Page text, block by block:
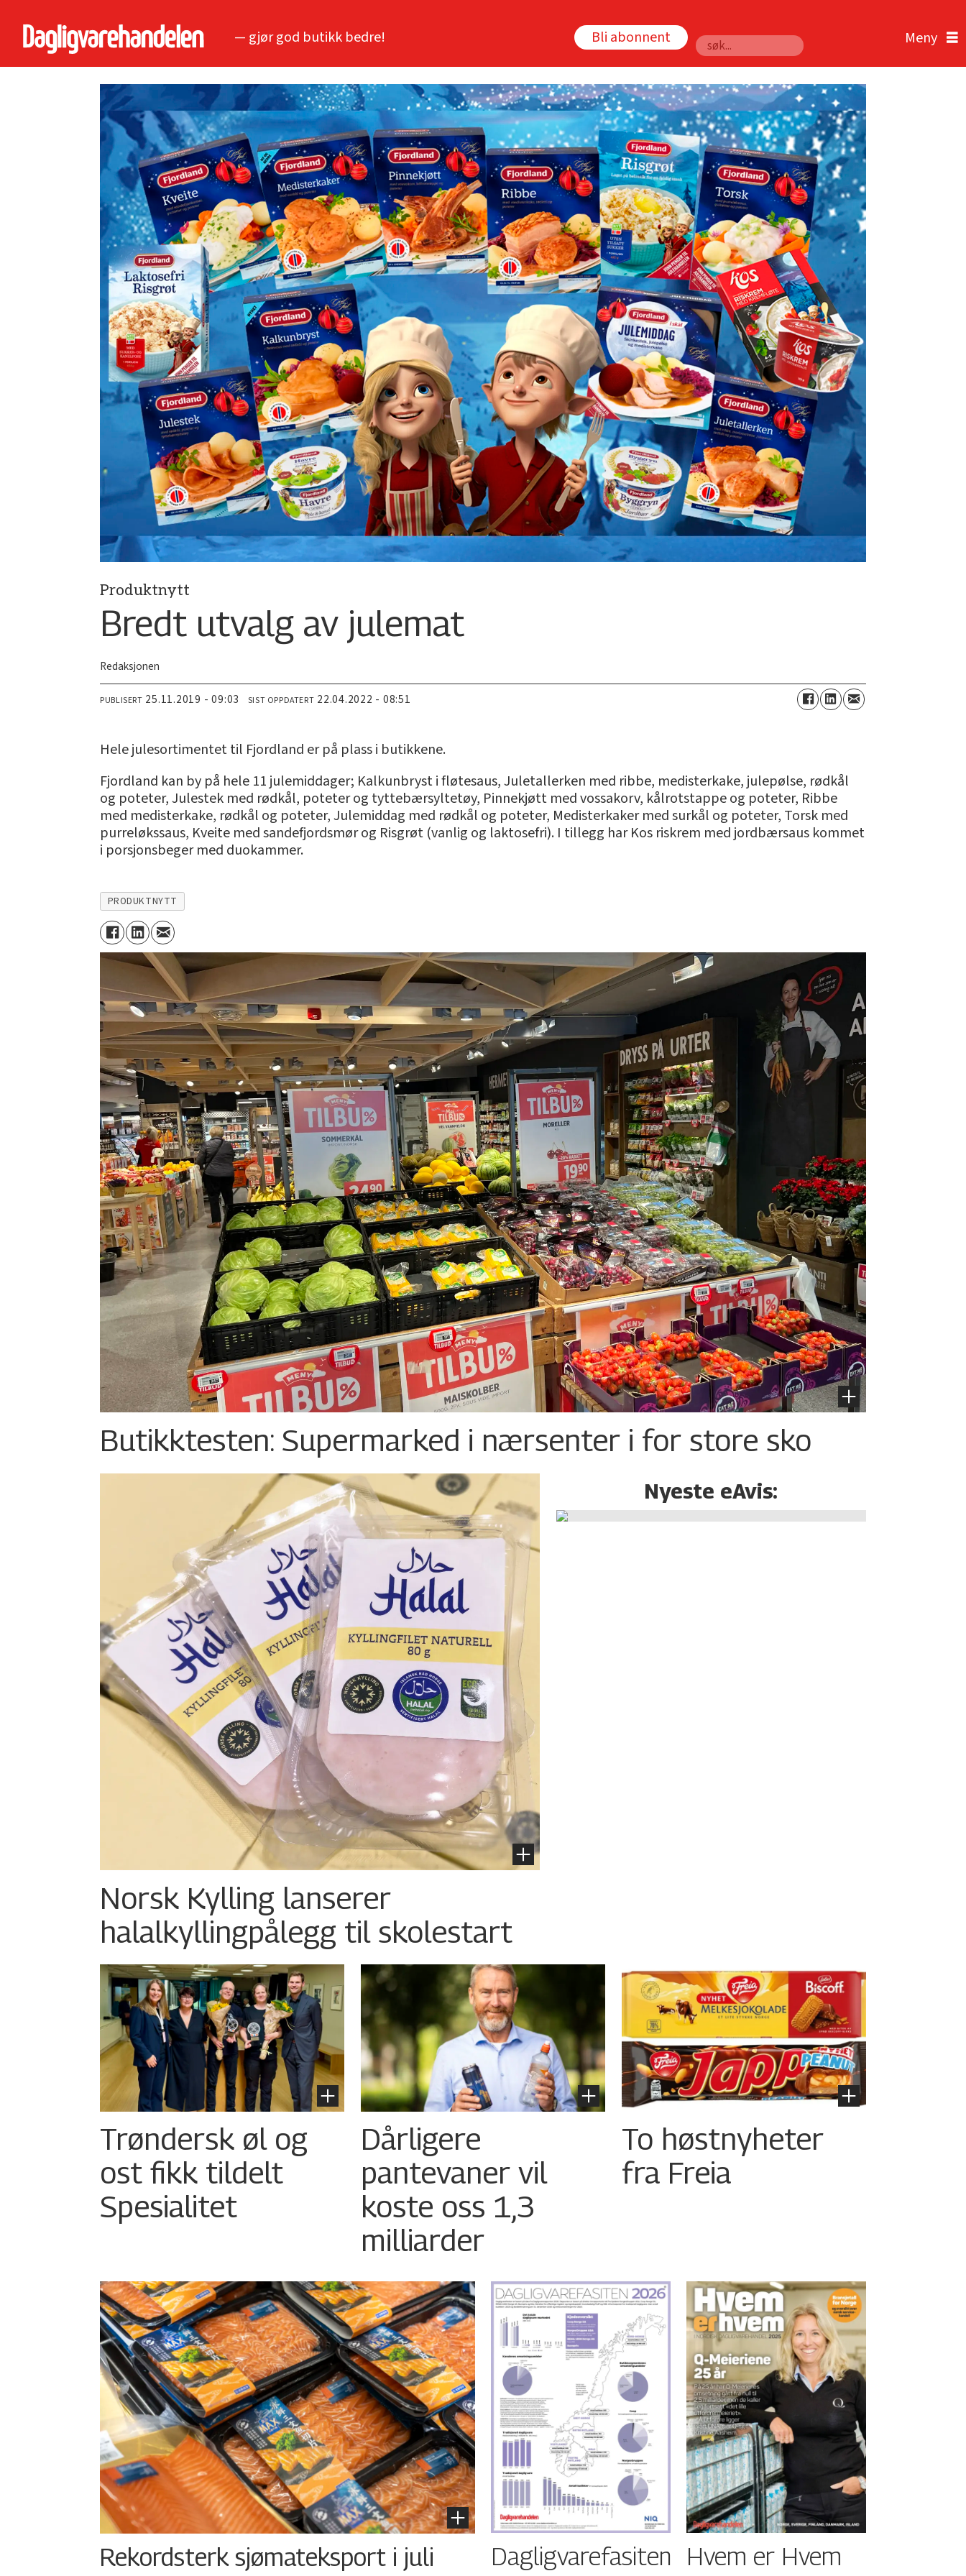
— gjør god butikk bedre! Bli abonnent
Søk
Produktnytt
Bredt utvalg av julemat
Redaksjonen
PUBLISERT 25.11.2019 - 09:03 SIST OPPDATERT 22.04.2022 - 08:51
Hele julesortimentet til Fjordland er på plass i butikkene.
Fjordland kan by på hele 11 julemiddager; Kalkunbryst i fløtesaus, Juletallerken med ribbe, medisterkake, julepølse, rødkål
og poteter, Julestek med rødkål, poteter og tyttebærsyltetøy, Pinnekjøtt med vossakorv, kålrotstappe og poteter, Ribbe
med medisterkake, rødkål og poteter, Julemiddag med rødkål og poteter, Medisterkaker med surkål og poteter, Torsk med
purreløkssaus, Kveite med sandefjordsmør og Risgrøt (vanlig og laktosefri). I tillegg har Kos riskrem med jordbærsaus kommet
i porsjonsbeger med duokammer.
PRODUKTNYTT
Butikktesten: Supermarked i nærsenter i for store sko
Norsk Kylling lanserer
halalkylling­pålegg til skolestart
Nyeste eAvis:
Trøndersk øl og
ost fikk tildelt
Spesialitet
Dårligere
pantevaner vil
koste oss 1,3
milliarder
To høstnyheter
fra Freia
Rekordsterk sjømateksport i juli Dagligvarefasiten Hvem er Hvem